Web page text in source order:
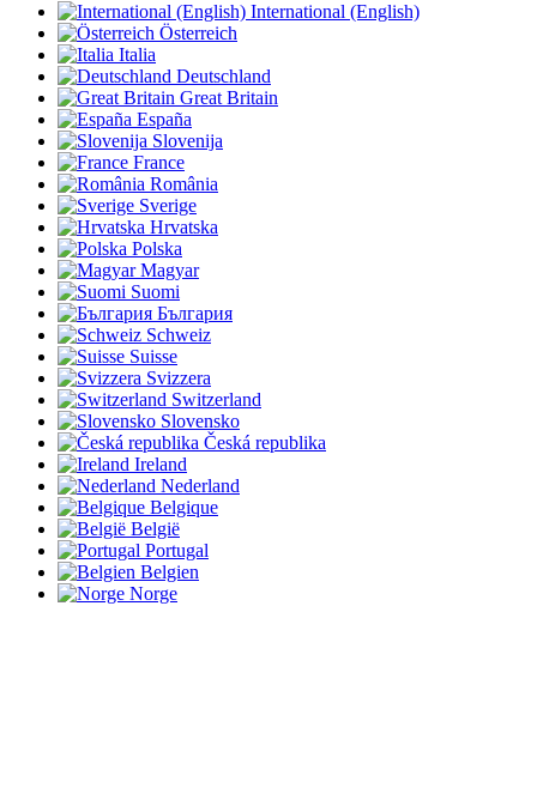
International (English)
Österreich
Italia
Deutschland
Great Britain
España
Slovenija
France
România
Sverige
Hrvatska
Polska
Magyar
Suomi
България
Schweiz
Suisse
Svizzera
Switzerland
Slovensko
Česká republika
Ireland
Nederland
Belgique
België
Portugal
Belgien
Norge